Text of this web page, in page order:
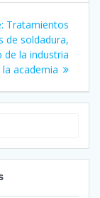
Siguiente
entrada:
Tratamientos
de soldadura,
de la industria
la academia